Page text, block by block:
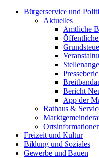
Bürgerservice und
Aktuelles
Amtliche
Bericht
App der
Rathaus &
Ortsinformationen
Freizeit und Kultur
Bildung und Soziales
Gewerbe und Bauen